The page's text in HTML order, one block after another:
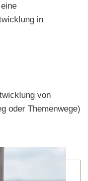
in
von
oder Themenwege)